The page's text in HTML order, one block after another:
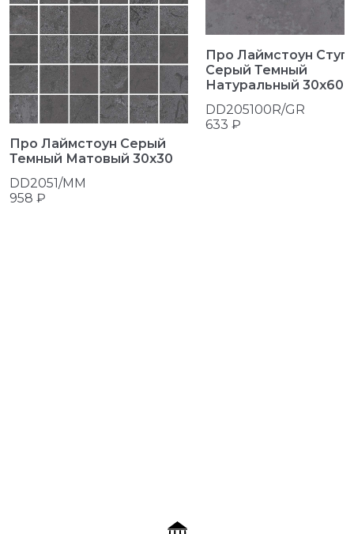
Про Лаймстоун Серый
Темный Матовый 30x30
DD2051/MM
958 ₽
Про Лаймстоун
Серый Темный
Натуральный 30x60
DD205100R/GR
633 ₽